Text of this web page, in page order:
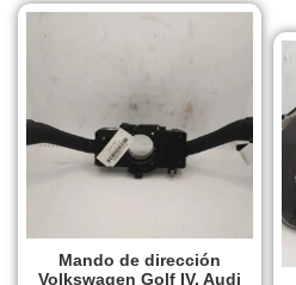
Mando de dirección
Volkswagen Golf IV, Audi